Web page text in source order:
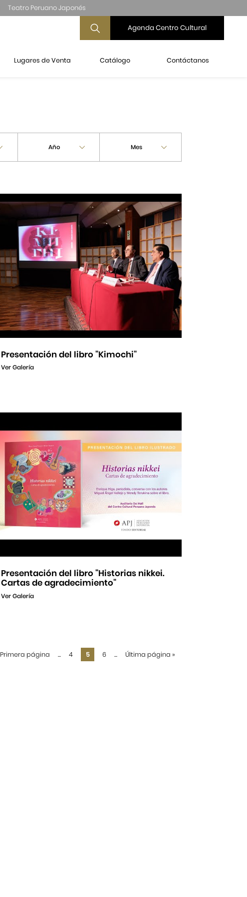
Teatro Peruano Japonés
Agenda Centro Cultural
Lugares de Venta Catálogo Contáctanos
Año Mes
Presentación del libro "Kimochi"
Ver Galería
Presentación del libro "Historias nikkei.
Cartas de agradecimiento"
Ver Galería
Primera página ... 4 5 6 ... Última página »